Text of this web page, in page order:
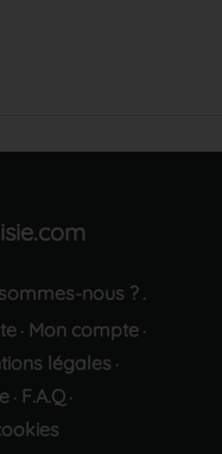
nous ? .
· Mon compte·
légales ·
· F.A.Q ·